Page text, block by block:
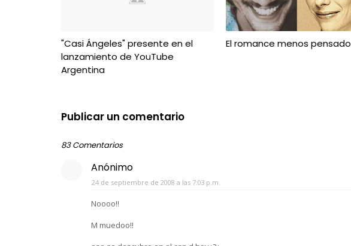
"Casi Ángeles" presente en el
lanzamiento de YouTube
Argentina
El romance menos pensado
Publicar un comentario
83 Comentarios
Anónimo
24 de septiembre de 2008 a las 7:03 p.m.
Noooo!!
M muedoo!!